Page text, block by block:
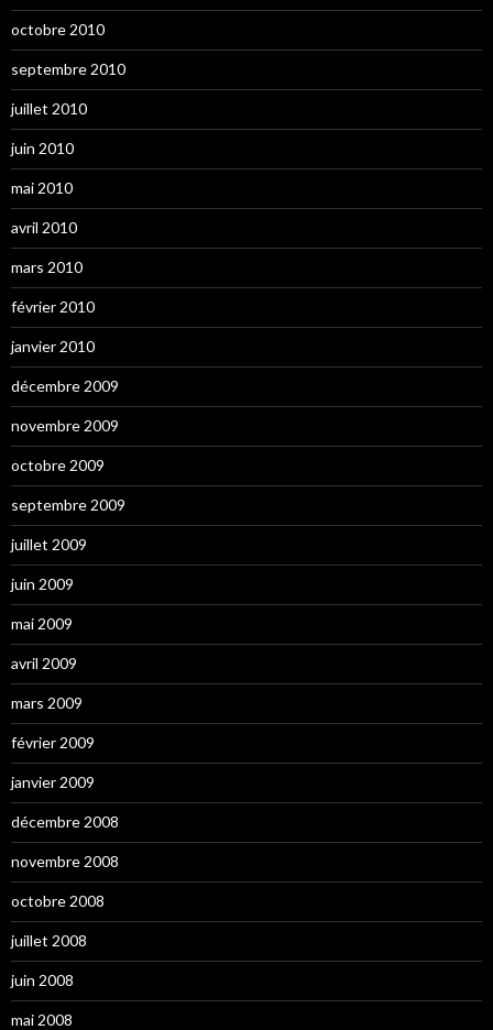
octobre 2010
septembre 2010
juillet 2010
juin 2010
mai 2010
avril 2010
mars 2010
février 2010
janvier 2010
décembre 2009
novembre 2009
octobre 2009
septembre 2009
juillet 2009
juin 2009
mai 2009
avril 2009
mars 2009
février 2009
janvier 2009
décembre 2008
novembre 2008
octobre 2008
juillet 2008
juin 2008
mai 2008